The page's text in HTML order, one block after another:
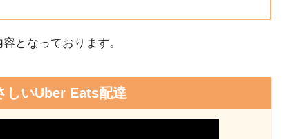
となっております。
しいUber Eats配達